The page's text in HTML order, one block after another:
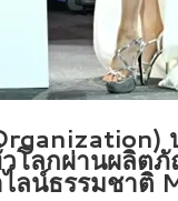
ลกผ่านผลิ
ลน์ธรรมชา